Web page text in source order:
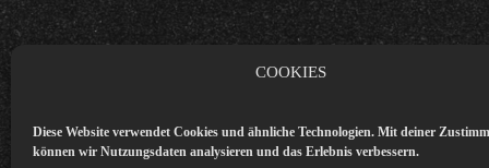
COOKIES
Diese Website verwendet Cookies und ähnliche Technologien. Mit deiner
können wir Nutzungsdaten analysieren und das Erlebnis verbessern.